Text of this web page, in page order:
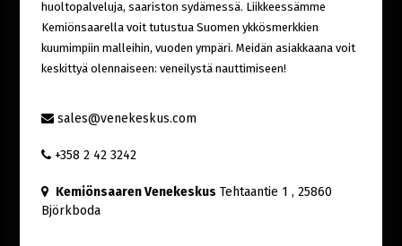
huoltopalveluja, saariston sydämessä. Liikkeessämme
Kemiönsaarella voit tutustua Suomen ykkösmerkkien
kuumimpiin malleihin, vuoden ympäri. Meidän asiakkaana voit
keskittyä olennaiseen: veneilystä nauttimiseen!
sales@venekeskus.com
+358 2 42 3242
Kemiönsaaren Venekeskus Tehtaantie 1 , 25860
Björkboda